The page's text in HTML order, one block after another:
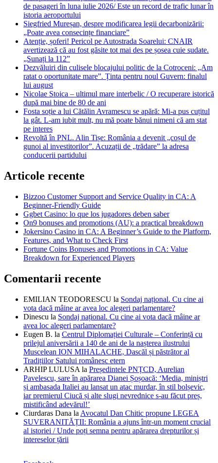
de pasageri în luna iulie 2026/ Este un record de trafic lunar în
istoria aeroportului
Siegfried Mureșan, despre modificarea legii decarbonizării:
„Poate avea consecințe financiare”
Atenție, șoferi! Pericol pe Autostrada Soarelui: CNAIR
avertizează că au fost găsite tot mai des pe șosea cuie sudate.
„Sunați la 112”
Dezvăluiri din culisele blocajului politic de la Cotroceni: „Am
ratat o oportunitate mare”. Ținta pentru noul Guvern: finalul
lui august
Nicolae Stoica – ultimul mare interbelic / O recuperare istorică
după mai bine de 80 de ani
Fosta soție a lui Cătălin Avramescu se apără: Mi-a pus cuțitul
la gât. L-am iubit mult, nu mă poate bănui nimeni că am stat
pe interes
Revoltă în PNL. Alin Tișe: România a devenit „coșul de
gunoi al investitorilor”. Acuzații de „trădare” la adresa
conducerii partidului
Articole recente
Bizzoo Customer Support and Service Quality in CA: A
Beginner-Friendly Guide
Ggbet Casino: lo que los jugadores deben saber
On9 bonuses and promotions (AU): a practical breakdown
Jokersino Casino in CA: A Beginner’s Guide to the Platform,
Features, and What to Check First
Fortune Coins Bonuses and Promotions in CA: Value
Breakdown for Experienced Players
Comentarii recente
EMILIAN TEODORESCU la Sondaj național. Cu cine ai
vota dacă mâine ar avea loc alegeri parlamentare?
Dinescu la Sondaj național. Cu cine ai vota dacă mâine ar
avea loc alegeri parlamentare?
Eugen B. la Centrul Diplomației Culturale – Conferință cu
prilejul aniversării a 140 de ani de la nașterea ilustrului
Muscelean ION MIHALACHE, Dascăl și păstrător al
Tradițiilor Satului românesc etern
ARHIP LULUSA la Președintele PNȚCD, Aurelian
Pavelescu, sare în apărarea Dianei Șoșoacă: ‘Media, miniștri
și ambasada Italiei au lansat un atac murdar, în stil bolșevic,
iar premierul Ciucă și alte slugi nevrednice s-au făcut preș,
mistificând adevărul!’
Ciurdaras Dana la Avocatul Dan Chitic propune LEGEA
SUVERANITĂȚII: România a ajuns într-un moment crucial
al istoriei / Unde poți semna pentru apărarea drepturilor și
intereselor țării